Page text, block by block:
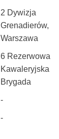
2 Dywizja
Grenadierów,
Warszawa
6 Rezerwowa
Kawaleryjska
Brygada
-
-